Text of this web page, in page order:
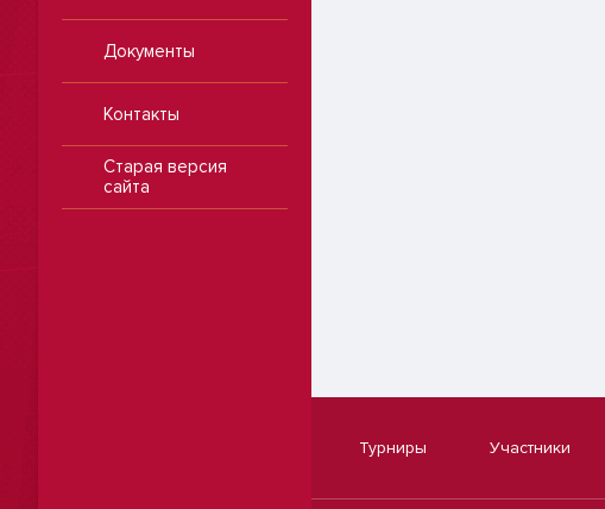
Документы
Контакты
Старая версия
сайта
Турниры Участники